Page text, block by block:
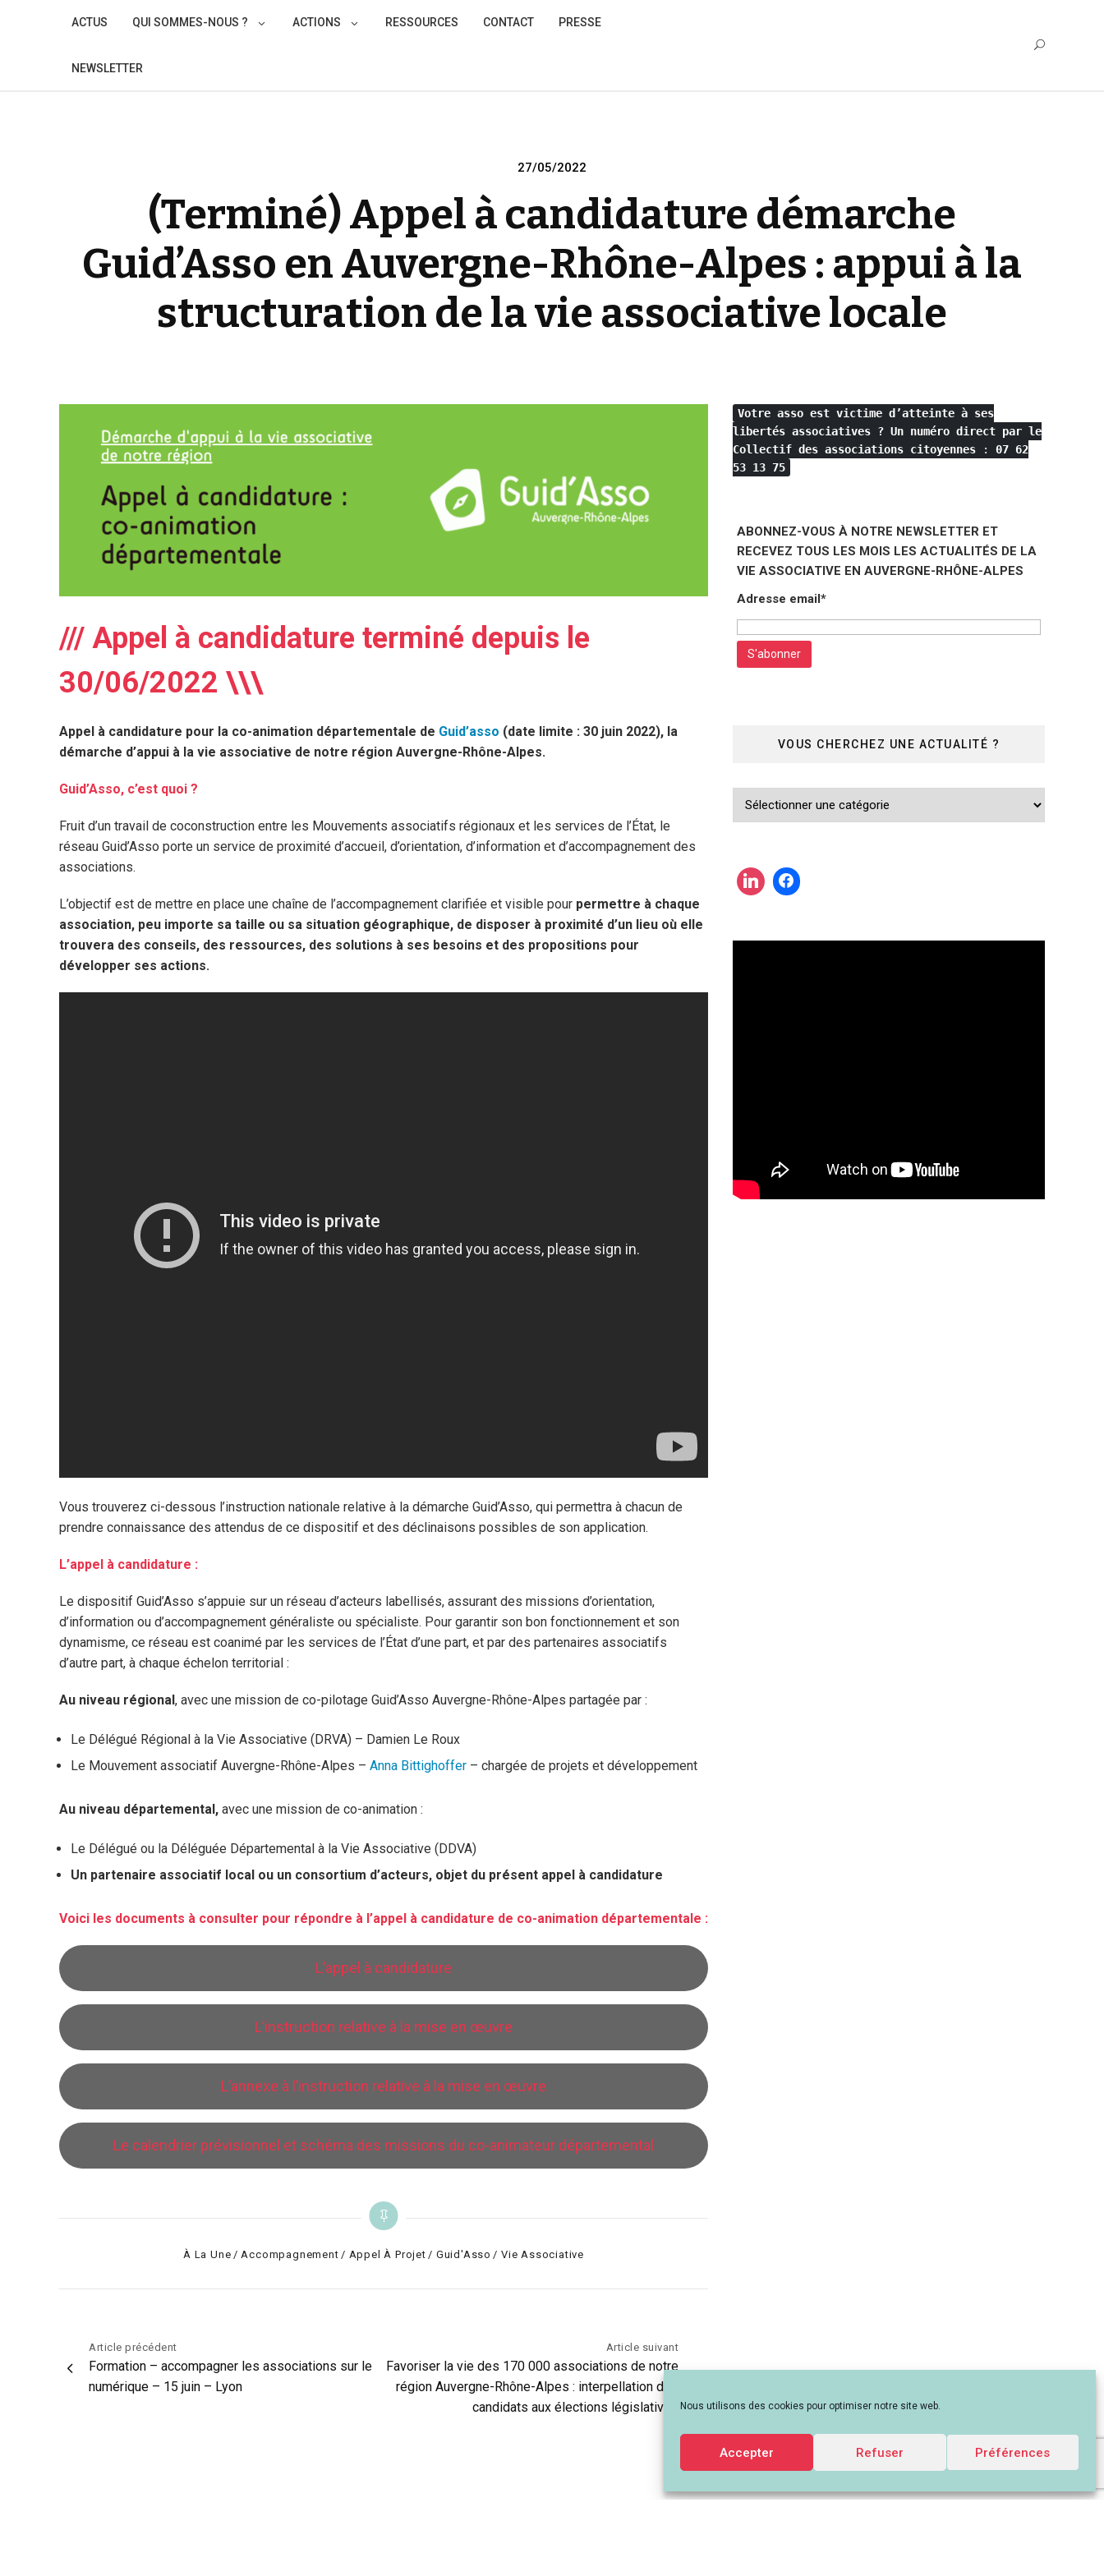
Nous utilisons des cookies pour optimiser notre site web.
Accepter Refuser Préférences
ACTUS QUI SOMMES-NOUS ? ACTIONS RESSOURCES CONTACT PRESSE
NEWSLETTER
Posted
27/05/2022
(Terminé) Appel à candidature démarche
Guid’Asso en Auvergne-Rhône-Alpes : appui à la
structuration de la vie associative locale
/// Appel à candidature terminé depuis le
30/06/2022 \\\
Appel à candidature pour la co-animation départementale de Guid’asso (date limite : 30 juin 2022), la
démarche d’appui à la vie associative de notre région Auvergne-Rhône-Alpes.
Guid’Asso, c’est quoi ?
Fruit d’un travail de coconstruction entre les Mouvements associatifs régionaux et les services de l’État, le
réseau Guid’Asso porte un service de proximité d’accueil, d’orientation, d’information et d’accompagnement des
associations.
L’objectif est de mettre en place une chaîne de l’accompagnement clarifiée et visible pour permettre à chaque
association, peu importe sa taille ou sa situation géographique, de disposer à proximité d’un lieu où elle
trouvera des conseils, des ressources, des solutions à ses besoins et des propositions pour
développer ses actions.
Vous trouverez ci-dessous l’instruction nationale relative à la démarche Guid’Asso, qui permettra à chacun de
prendre connaissance des attendus de ce dispositif et des déclinaisons possibles de son application.
L’appel à candidature :
Le dispositif Guid’Asso s’appuie sur un réseau d’acteurs labellisés, assurant des missions d’orientation,
d’information ou d’accompagnement généraliste ou spécialiste. Pour garantir son bon fonctionnement et son
dynamisme, ce réseau est coanimé par les services de l’État d’une part, et par des partenaires associatifs
d’autre part, à chaque échelon territorial :
Au niveau régional, avec une mission de co-pilotage Guid’Asso Auvergne-Rhône-Alpes partagée par :
Le Délégué Régional à la Vie Associative (DRVA) – Damien Le Roux
Le Mouvement associatif Auvergne-Rhône-Alpes – Anna Bittighoffer – chargée de projets et développement
Au niveau départemental, avec une mission de co-animation :
Le Délégué ou la Déléguée Départemental à la Vie Associative (DDVA)
Un partenaire associatif local ou un consortium d’acteurs, objet du présent appel à candidature
Voici les documents à consulter pour répondre à l’appel à candidature de co-animation départementale :
L’appel à candidature
L’instruction relative à la mise en œuvre
L’annexe à l’instruction relative à la mise en œuvre
Le calendrier prévisionnel et schéma des missions du co-animateur départemental
Categories
À La Une Accompagnement Appel À Projet Guid'Asso Vie Associative
Navigation
de
Article précédent
Formation – accompagner les associations sur le
numérique – 15 juin – Lyon
Article suivant
Favoriser la vie des 170 000 associations de notre
région Auvergne-Rhône-Alpes : interpellation des
candidats aux élections législatives
Votre asso est victime d’atteinte à ses
libertés associatives ? Un numéro direct par le
Collectif des associations citoyennes : 07 62
53 13 75
ABONNEZ-VOUS À NOTRE NEWSLETTER ET
RECEVEZ TOUS LES MOIS LES ACTUALITÉS DE LA
VIE ASSOCIATIVE EN AUVERGNE-RHÔNE-ALPES
Adresse email*
VOUS CHERCHEZ UNE ACTUALITÉ ?
Vous
?